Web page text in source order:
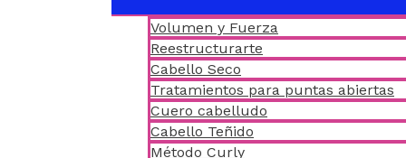
Volumen y Fuerza
Reestructurarte
Cabello Seco
Tratamientos para puntas abiertas
Cuero cabelludo
Cabello Teñido
Método Curly